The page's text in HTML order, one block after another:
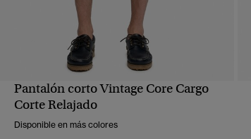
VISTA RÁPIDA
Pantalón corto Vintage Core Cargo
Corte Relajado
Disponible en más colores